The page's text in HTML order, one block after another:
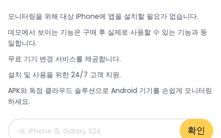
모니터링을 위해 대상 iPhone에 앱을 설치할 필요가 없습니다.
데모에서 보이는 기능은 구매 후 실제로 사용할 수 있는 기능과 동
일합니다.
무료 기기 변경 서비스를 제공합니다.
설치 및 사용을 위한 24/7 고객 지원.
APK와 독점 클라우드 솔루션으로 Android 기기를 손쉽게 모니터링
하세요.
확인